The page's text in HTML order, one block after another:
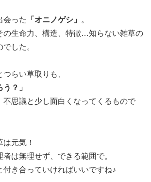
会った 「オニノゲシ」
。
の生命力、構造、特徴…知らない雑草の
した。
らい草取りも、
？」
不思議と少し面白くなってくるもので
元気！
は無理せず、できる範囲で。
付き合っていければいいですね♪